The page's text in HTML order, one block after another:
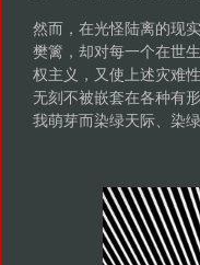
然而，在光怪陆离的现
樊篱，却对每一个在世
权主义，又使上述灾难
无刻不被嵌套在各种有
我萌芽而染绿天际、染